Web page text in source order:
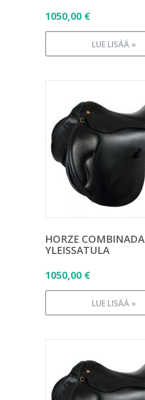
1050,00 €
LUE LISÄÄ »
HORZE COMBINADA
YLEISSATULA
1050,00 €
LUE LISÄÄ »